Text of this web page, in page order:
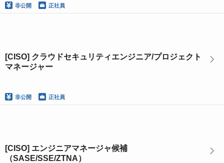
非公開 正社員
[CISO] クラウドセキュリティエンジニア/プロジェクト
マネージャー
非公開 正社員
[CISO] エンジニアマネージャ候補
（SASE/SSE/ZTNA）